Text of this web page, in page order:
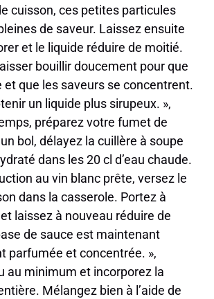
cuisson, ces petites particules
de saveur. Laissez ensuite
et le liquide réduire de moitié.
bouillir doucement pour que
et que les saveurs se concentrent.
un liquide plus sirupeux. »,
préparez votre fumet de
bol, délayez la cuillère à soupe
dans les 20 cl d’eau chaude.
au vin blanc prête, versez le
dans la casserole. Portez à
laissez à nouveau réduire de
de sauce est maintenant
parfumée et concentrée. »,
au minimum et incorporez la
Mélangez bien à l’aide de